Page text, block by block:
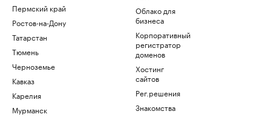
Пермский край
Ростов-на-Дону
Татарстан
Тюмень
Черноземье
Кавказ
Карелия
Мурманск
Облако для
бизнеса
Корпоративный
регистратор
доменов
Хостинг
сайтов
Рег.решения
Знакомства